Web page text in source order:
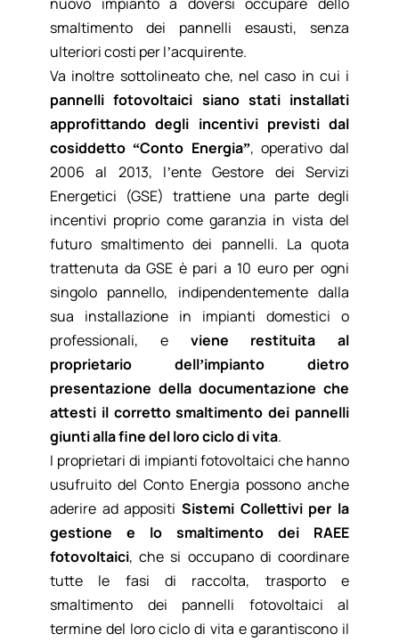
smaltimento dei pannelli esausti, senza
ulteriori costi per l’acquirente.
Va inoltre sottolineato che, nel caso in cui i
pannelli fotovoltaici siano stati installati
approfittando degli incentivi previsti dal
cosiddetto “Conto Energia”, operativo dal
2006 al 2013, l’ente Gestore dei Servizi
Energetici (GSE) trattiene una parte degli
incentivi proprio come garanzia in vista del
futuro smaltimento dei pannelli. La quota
trattenuta da GSE è pari a 10 euro per ogni
singolo pannello, indipendentemente dalla
sua installazione in impianti domestici o
professionali, e viene restituita al
proprietario dell’impianto dietro
presentazione della documentazione che
attesti il corretto smaltimento dei pannelli
giunti alla fine del loro ciclo di vita.
I proprietari di impianti fotovoltaici che hanno
usufruito del Conto Energia possono anche
aderire ad appositi Sistemi Collettivi per la
gestione e lo smaltimento dei RAEE
fotovoltaici, che si occupano di coordinare
tutte le fasi di raccolta, trasporto e
smaltimento dei pannelli fotovoltaici al
termine del loro ciclo di vita e garantiscono il